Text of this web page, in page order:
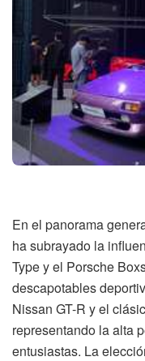
En el panorama
ha subrayado la
Type y el Porsche
descapotables
Nissan GT-R y el
representando la alta
entusiastas. La